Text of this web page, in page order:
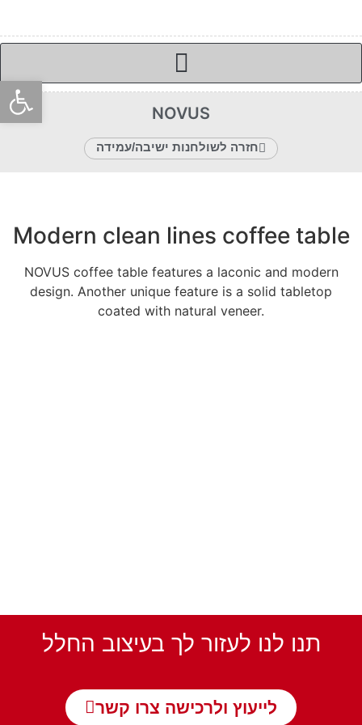
NOVUS
חזרה לשולחנות ישיבה/עמידה
Modern clean lines coffee table
NOVUS coffee table features a laconic and modern
design. Another unique feature is a solid tabletop
coated with natural veneer.
תנו לנו לעזור לך בעיצוב החלל
לייעוץ ולרכישה צרו קשר
פתח